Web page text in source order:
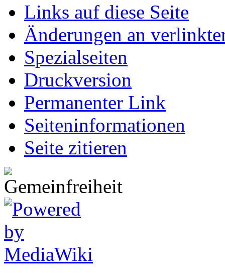
Links auf diese Seite
Änderungen an
Spezialseiten
Druckversion
Permanenter Link
Seiten­informationen
Seite zitieren